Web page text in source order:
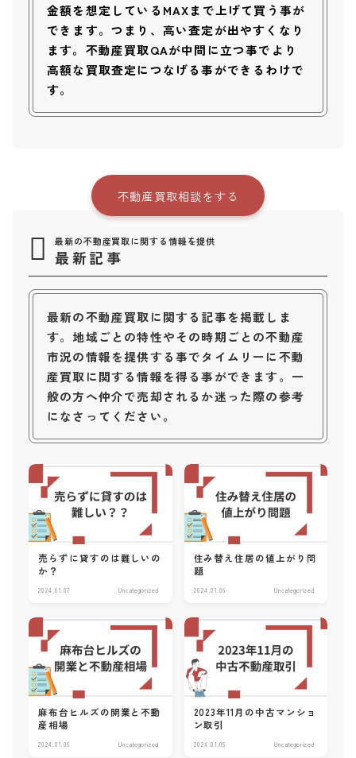
金額を想定しているMAXまで上げて買う事が
できます。つまり、高い査定が出やすくなり
ます。不動産買取QAが中間に立つ事でより
高額な買取査定につなげる事ができるわけで
す。
不動産買取相談をする
最新の不動産買取に関する情報を提供
最新記事
最新の不動産買取に関する記事を掲載しま
す。地域ごとの特性やその時期ごとの不動産
市況の情報を提供する事でタイムリーに不動
産買取に関する情報を得る事ができます。一
般の方へ仲介で売却されるか迷った際の参考
になさってください。
売らずに貸すのは難しいの
か？
2024.01.07 Uncategorized
住み替え住居の値上がり問
題
2024.01.06 Uncategorized
麻布台ヒルズの開業と不動
産相場
2024.01.06 Uncategorized
2023年11月の中古マンショ
ン取引
2024.01.05 Uncategorized